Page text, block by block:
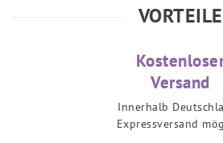
VORTEILE
Versand
Innerhalb
Expressversand